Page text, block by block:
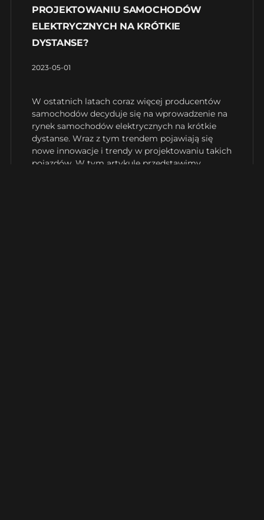
PROJEKTOWANIU SAMOCHODÓW
ELEKTRYCZNYCH NA KRÓTKIE
DYSTANSE?
2023-05-01
W ostatnich latach coraz więcej producentów
samochodów decyduje się na wprowadzenie na
rynek samochodów elektrycznych na krótkie
dystanse. Wraz z tym trendem pojawiają się
nowe innowacje i trendy w projektowaniu takich
pojazdów. W tym artykule przedstawimy